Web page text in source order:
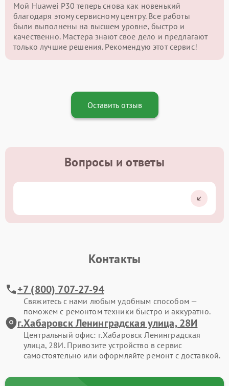
Мой Huawei P30 теперь снова как новенький
благодаря этому сервисному центру. Все работы
были выполнены на высшем уровне, быстро и
качественно. Мастера знают свое дело и предлагают
только лучшие решения. Рекомендую этот сервис!
Оставить отзыв
Вопросы и ответы
Контакты
+7 (800) 707-27-94
Свяжитесь с нами любым удобным способом —
поможем с ремонтом техники быстро и аккуратно.
г.Хабаровск Ленинградская улица, 28И
Центральный офис: г.Хабаровск Ленинградская
улица, 28И. Привозите устройство в сервис
самостоятельно или оформляйте ремонт с доставкой.